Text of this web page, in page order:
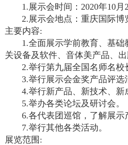
1.展示会时间：2020年10月
2.展示会地点：重庆国际博
主要内容:
1.全面展示学前教育、基础
关设备及软件、音体美产品、出
2.举行第九届全国名师名校
3.举行展示会金奖产品评选
4.举行新产品、新技术、新
5.举办各类论坛及研讨会。
6.各代表团巡馆，了解展示
7.举行其他各类活动。
展览范围: